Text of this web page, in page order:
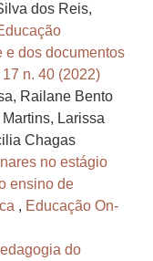
dos Reis,
e dos documentos
n. 40 (2022)
Railane Bento
Larissa
Chagas
no estágio
ensino de
, Educação On-
do